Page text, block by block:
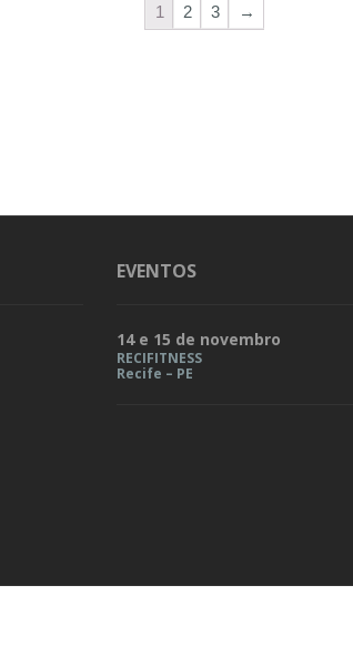
1 2 3 →
EVENTOS
14 e 15 de novembro
RECIFITNESS
Recife – PE